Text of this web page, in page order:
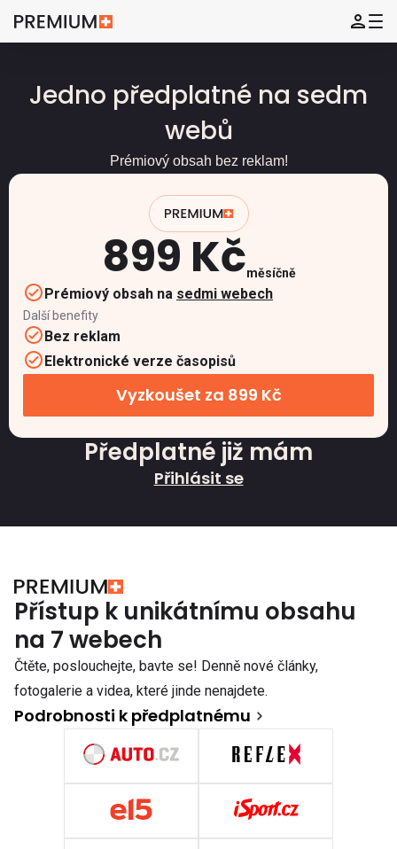
Jedno předplatné na sedm
webů
Prémiový obsah bez reklam!
899 Kčměsíčně
Prémiový obsah na sedmi webech
Další benefity
Bez reklam
Elektronické verze časopisů
Vyzkoušet za 899 Kč
Předplatné již mám
Přihlásit se
Přístup k unikátnímu obsahu
na 7 webech
Čtěte, poslouchejte, bavte se! Denně nové články,
fotogalerie a videa, které jinde nenajdete.
Podrobnosti k předplatnému